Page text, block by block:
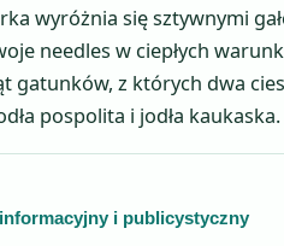
wyróżnia się sztywnymi
needles w ciepłych
gatunków, z których dwa
pospolita i jodła kaukaska.
i publicystyczny